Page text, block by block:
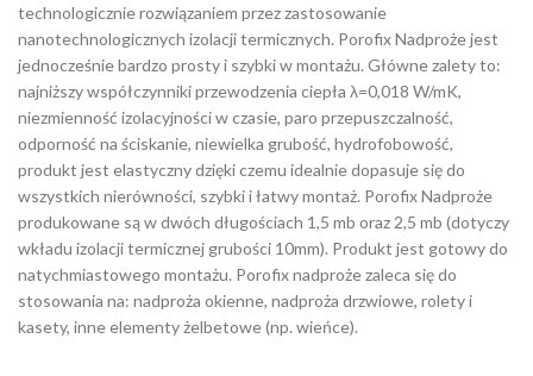
technologicznie rozwiązaniem przez zastosowanie
nanotechnologicznych izolacji termicznych. Porofix Nadproże jest
jednocześnie bardzo prosty i szybki w montażu. Główne zalety to:
najniższy współczynniki przewodzenia ciepła λ=0,018 W/mK,
niezmienność izolacyjności w czasie, paro przepuszczalność,
odporność na ściskanie, niewielka grubość, hydrofobowość,
produkt jest elastyczny dzięki czemu idealnie dopasuje się do
wszystkich nierówności, szybki i łatwy montaż. Porofix Nadproże
produkowane są w dwóch długościach 1,5 mb oraz 2,5 mb (dotyczy
wkładu izolacji termicznej grubości 10mm). Produkt jest gotowy do
natychmiastowego montażu. Porofix nadproże zaleca się do
stosowania na: nadproża okienne, nadproża drzwiowe, rolety i
kasety, inne elementy żelbetowe (np. wieńce).